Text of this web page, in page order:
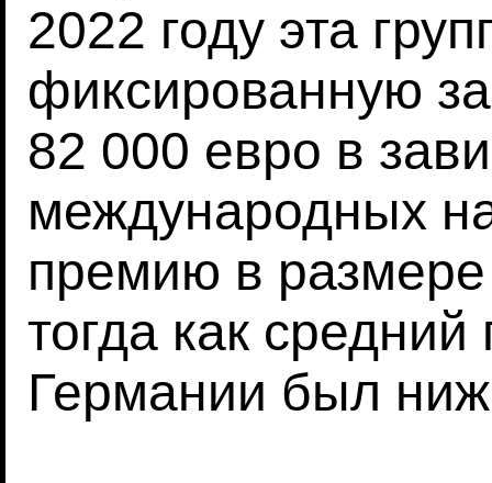
2022 году эта
фиксированную
82 000 евро в
международных
премию в
тогда как
Германии был